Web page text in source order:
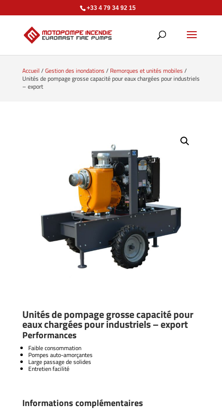
+33 4 79 34 92 15
Accueil /Gestion des inondations / Remorques et unités mobiles /
Unités de pompage grosse capacité pour eaux chargées pour industriels
– export
Unités de pompage grosse capacité pour
eaux chargées pour industriels – export
Performances
Faible consommation
Pompes auto-amorçantes
Large passage de solides
Entretien facilité
Informations complémentaires